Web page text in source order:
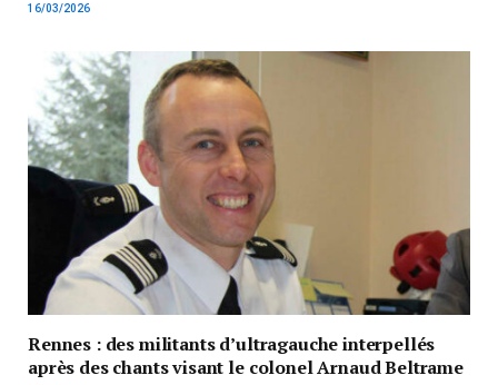
16/03/2026
Rennes : des militants d’ultragauche interpellés
après des chants visant le colonel Arnaud Beltrame